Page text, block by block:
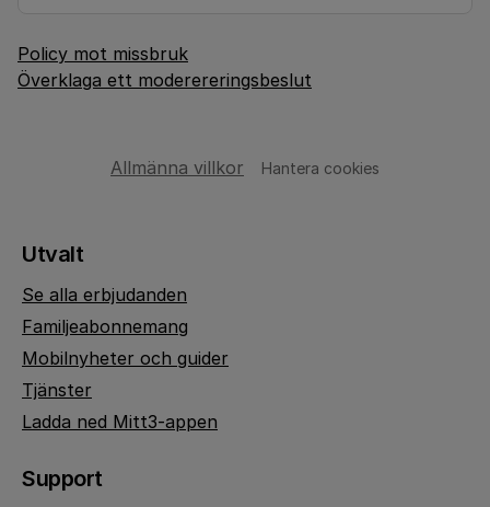
Policy mot missbruk
Överklaga ett moderereringsbeslut
Allmänna villkor Hantera cookies
Utvalt
Se alla erbjudanden
Familjeabonnemang
Mobilnyheter och guider
Tjänster
Ladda ned Mitt3-appen
Support